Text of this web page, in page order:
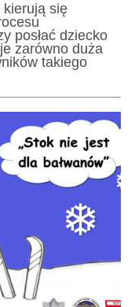
się
posłać dziecko
zarówno duża
takiego